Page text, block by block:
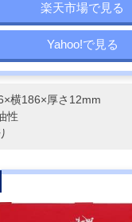
楽天市場で見る
Yahoo!で見る
横186×厚さ12mm
性